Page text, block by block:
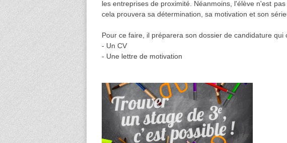
les entreprises de proximité. Néanmoins, l'élève n'est
cela prouvera sa détermination, sa motivation et son
Pour ce faire, il préparera son dossier de candidature qui
- Un CV
- Une lettre de motivation